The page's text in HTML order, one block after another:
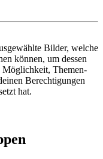
Bilder, welche
können, um dessen
Möglichkeit, Themen-
Berechtigungen
hat.